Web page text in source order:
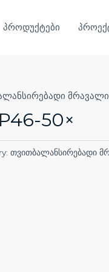
პროდუქტები
50×
თვითბალანსირებადი